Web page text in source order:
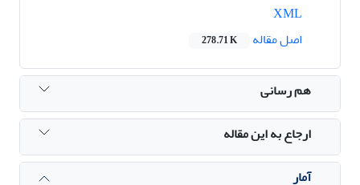
اصل مقاله
278.71 K
هم رسانی
ارجاع به این مقاله
آمار